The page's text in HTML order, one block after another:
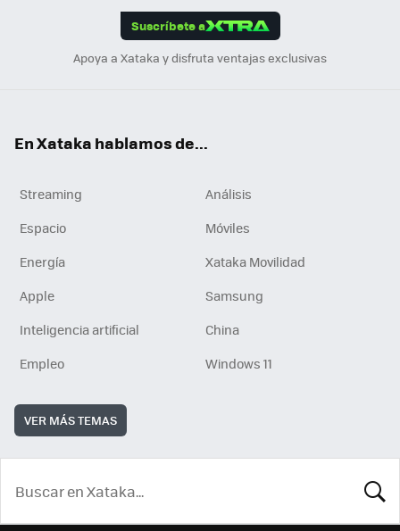
Suscríbete a
Apoya a Xataka y disfruta ventajas exclusivas
En Xataka hablamos de...
Streaming
Análisis
Espacio
Móviles
Energía
Xataka Movilidad
Apple
Samsung
Inteligencia artificial
China
Empleo
Windows 11
VER MÁS TEMAS